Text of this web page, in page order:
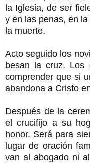
la Iglesia, de ser
y en las penas, en
la muerte.
Acto seguido los
besan la cruz. Los
comprender que si
abandona a Cristo
Después de la
el crucifijo a su
honor. Será para
lugar de oración
van al abogado ni